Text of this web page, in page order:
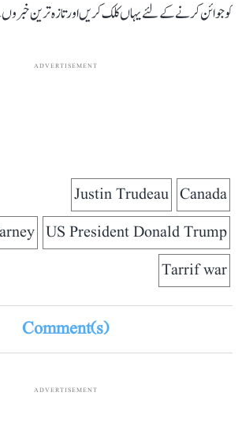
کو جوائن کرنے کے لئے یہاں کلک کریں اور تازہ ترین
ADVERTISEMENT
Canada
Justin Trudeau
US President Donald Trump
Tarrif war
Comment(s)
ADVERTISEMENT